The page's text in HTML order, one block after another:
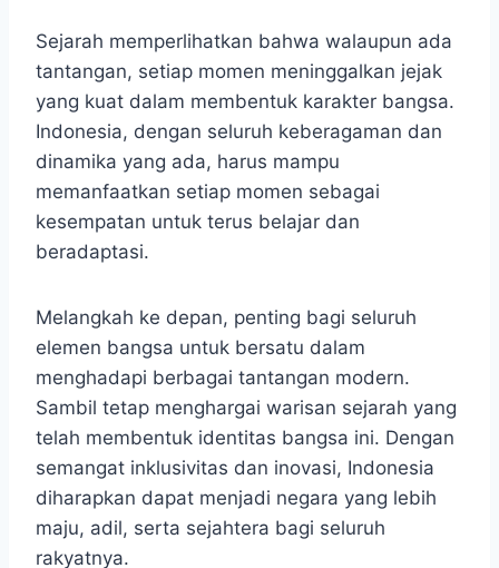
Sejarah memperlihatkan bahwa walaupun ada
tantangan, setiap momen meninggalkan jejak
yang kuat dalam membentuk karakter bangsa.
Indonesia, dengan seluruh keberagaman dan
dinamika yang ada, harus mampu
memanfaatkan setiap momen sebagai
kesempatan untuk terus belajar dan
beradaptasi.
Melangkah ke depan, penting bagi seluruh
elemen bangsa untuk bersatu dalam
menghadapi berbagai tantangan modern.
Sambil tetap menghargai warisan sejarah yang
telah membentuk identitas bangsa ini. Dengan
semangat inklusivitas dan inovasi, Indonesia
diharapkan dapat menjadi negara yang lebih
maju, adil, serta sejahtera bagi seluruh
rakyatnya.